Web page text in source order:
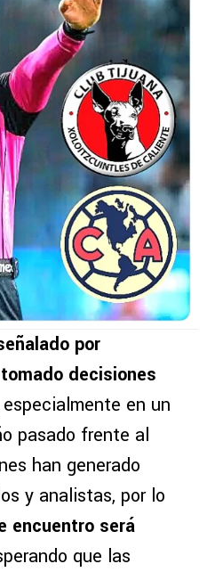
por
decisiones
especialmente en un
pasado frente al
han generado
y analistas, por lo
encuentro será
que las